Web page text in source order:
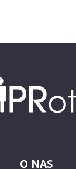
O NAS